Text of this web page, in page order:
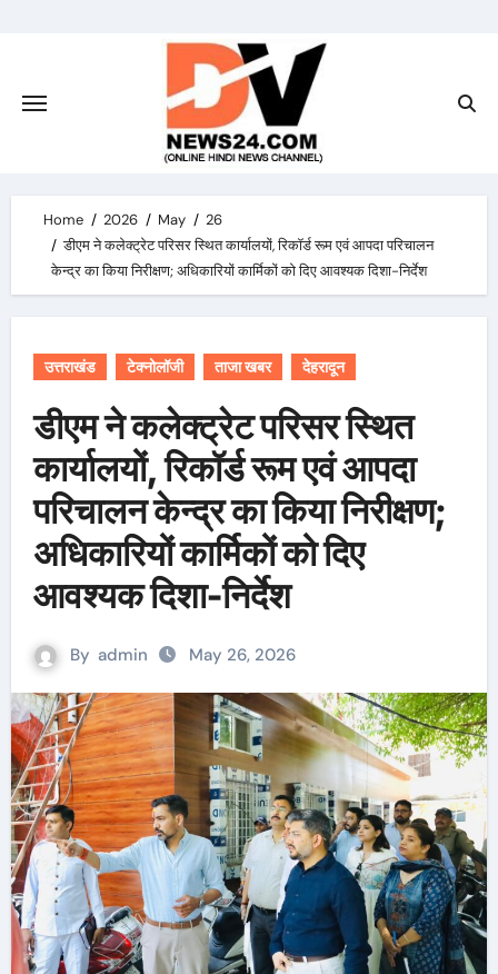
Home 2026 May
26
डीएम ने कलेक्ट्रेट परिसर स्थित कार्यालयों, रिकॉर्ड रूम एवं आपदा परिचालन
केन्द्र का किया निरीक्षण; अधिकारियों कार्मिकों को दिए आवश्यक दिशा-निर्देश
उत्तराखंड टेक्नोलॉजी ताजा खबर देहरादून
डीएम ने कलेक्ट्रेट परिसर स्थित
कार्यालयों, रिकॉर्ड रूम एवं आपदा
परिचालन केन्द्र का किया निरीक्षण;
अधिकारियों कार्मिकों को दिए
आवश्यक दिशा-निर्देश
By admin May 26, 2026